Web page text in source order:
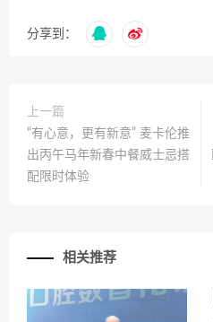
分享到：
上一篇
“有心意，更有新意” 麦卡伦推
出丙午马年新春中餐威士忌搭
配限时体验
相关推荐